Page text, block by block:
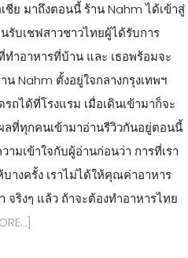
ชีย มาถึงตอนนี้ ร้าน Nahm ได้เข้าสู่
รับเชฟสาวชาวไทยผู้ได้รับการ
ำอาหารที่บ้าน และ เธอพร้อมจะ
Nahm ตั้งอยู่ใจกลางกรุงเทพฯ
ถได้ที่โรงแรม เมื่อเดินเข้ามาก็จะ
ลที่ทุกคนเข้ามาอ่านรีวิวกันอยู่ตอนนี้
มเข้าใจกับผู้อ่านก่อนว่า การที่เรา
างครั้ง เราไม่ได้ให้คุณค่าอาหาร
ริงๆ แล้ว ถ้าจะต้องทำอาหารไทย